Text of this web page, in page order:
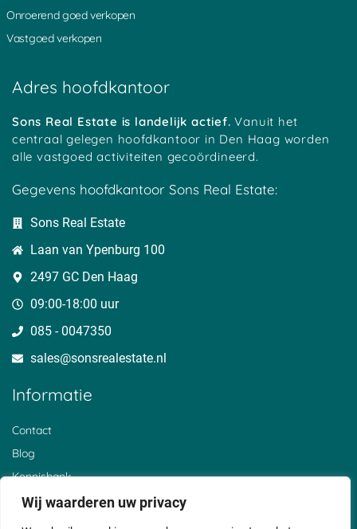
Wij waarderen uw privacy
Onroerend goed verkopen
Vastgoed verkopen
Adres hoofdkantoor
Sons Real Estate is landelijk actief.Vanuit het
centraal gelegen hoofdkantoor in Den Haag worden
alle vastgoed activiteiten gecoördineerd.
Gegevens hoofdkantoor Sons Real Estate:
Sons Real Estate
Laan van Ypenburg 100
2497 GC Den Haag
09:00-18:00 uur
085 - 0047350
sales@sonsrealestate.nl​
Informatie
Contact
Blog
Kennisbank
Over ons